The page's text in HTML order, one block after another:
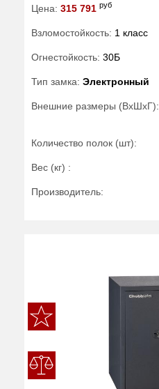
Цена: 315 791 руб
Взломостойкость: 1 класс
Огнестойкость: 30Б
Тип замка: Электронный
Внешние размеры (ВхШхГ):
Количество полок (шт):
Вес (кг) :
Производитель: